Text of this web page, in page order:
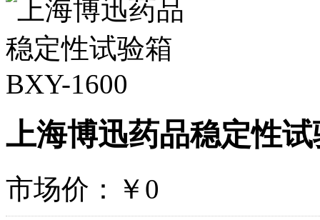
上海博迅药品稳定性
市场价： ￥0